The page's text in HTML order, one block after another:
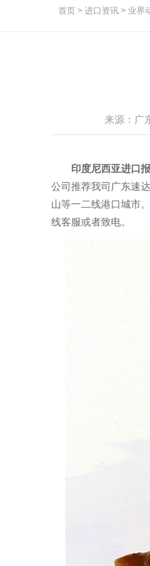
首页 > 进口资讯 > 业界
来源：广
印度尼西亚进口
公司推荐我司广东速
山等一二线港口城市
线客服或者致电。